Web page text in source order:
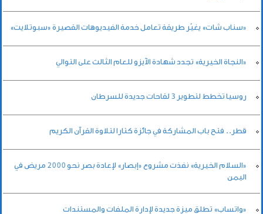
«سناب شات» يغيّر طريقة تعامل خدمة الفيديوهات القصيرة «سبوتلايت»
«النجاة الخيرية» تجدد شهادة الآيزو للعام الثالث على التوالي
روسيا تخطط لتطوير 3 لقاحات جديدة للسرطان
قطر.. فتح باب المشاركة في جائزة كتارا لتلاوة القرآن الكريم
«السلام الخيرية» نفذت مشروع «إبصار» لإعادة بصر نحو 2000 مريض في
اليمن
«واتساب» تطلق ميزة جديدة لإدارة الملفات والمستندات